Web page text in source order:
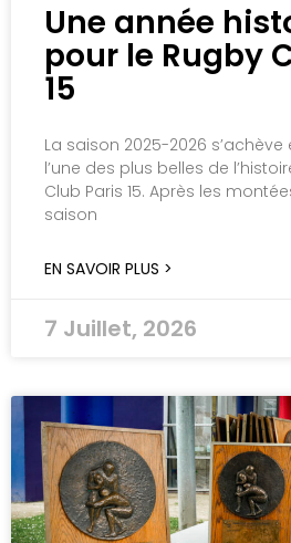
Une année
pour le Rugby
15
La saison 2025-2026
l’une des plus belles de
Club Paris 15. Après les
saison
EN SAVOIR PLUS >
7 Juillet, 2026